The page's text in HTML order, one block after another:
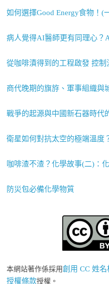
如何選擇Good Energy食物！(
病人覺得AI醫師更有同理心？
從咖啡漬得到的工程啟發 控制
商代晚期的旗斿、軍事組織與
戰爭的起源與中國新石器時代
衛星如何對抗太空的極端溫度
咖啡渣不渣？化學故事(二)：
防災包必備化學物質
本網站著作係採用創用 CC 姓
授權條款授權。